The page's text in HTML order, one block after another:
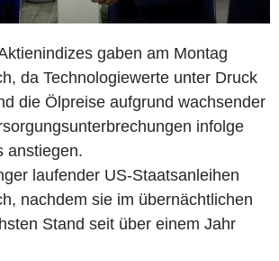
gaben am Montag
da Technologiewerte unter Druck
die Ölpreise aufgrund wachsender
infolge
anstiegen.
laufender US-Staatsanleihen
nachdem sie im übernächtlichen
Stand seit über einem Jahr